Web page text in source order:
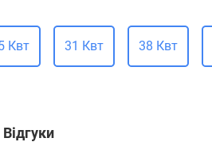
Квт 31 Квт 38 Квт
Відгуки